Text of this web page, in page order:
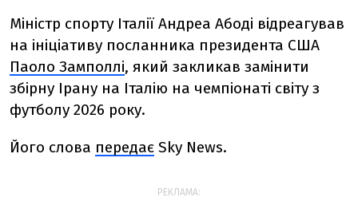
Міністр спорту Італії Андреа Абоді відреагував
на ініціативу посланника президента США
Паоло Замполлі, який закликав замінити
збірну Ірану на Італію на чемпіонаті світу з
футболу 2026 року.
Його слова передає Sky News.
РЕКЛАМА: